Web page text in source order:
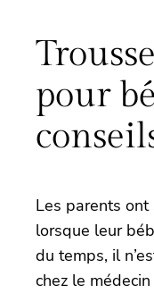
pour
Les parents
lorsque leur
du temps, il
chez le